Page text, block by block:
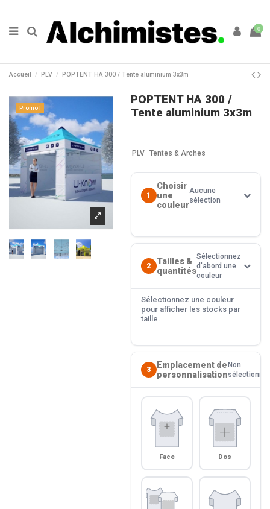
0
Accueil PLV POPTENT HA 300 / Tente aluminium 3x3m
Promo !
POPTENT HA 300 /
Tente aluminium 3x3m
PLV Tentes & Arches
1
Choisir
une
couleur
Aucune
sélection
2
Tailles &
quantités
Sélectionnez
d'abord une
couleur
Sélectionnez une couleur
pour afficher les stocks par
taille.
3
Emplacement de
personnalisation
Non
sélectionné
Face Dos